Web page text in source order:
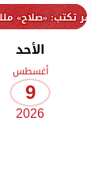
المحبة..
الأحد
أغسطس
9
2026